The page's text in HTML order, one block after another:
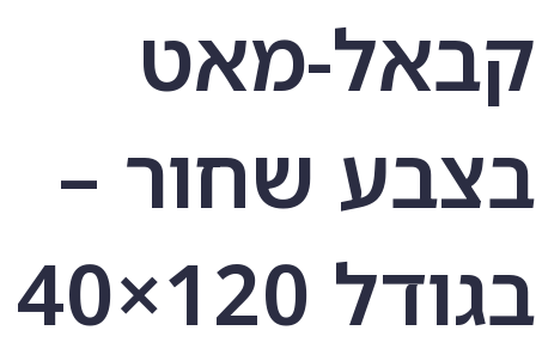
קבאל-מאט
בצבע שחור –
בגודל 120×40